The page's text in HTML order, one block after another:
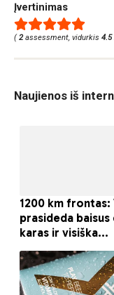
Įvertinimas
( 2assessment, vidurkis 4.5
Naujienos iš